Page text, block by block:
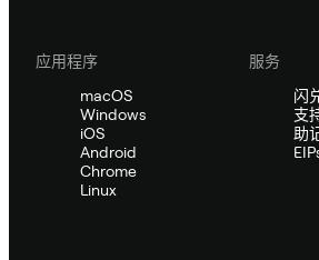
应用程序
macOS
Windows
iOS
Android
Chrome
Linux
服务
闪
支
助